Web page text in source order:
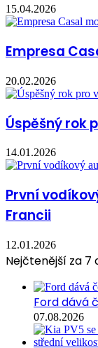
15.04.2026
Empresa
20.02.2026
Úspěšný rok
14.01.2026
První
Francii
12.01.2026
Nejčtenější za 7
Ford dává
07.08.2026